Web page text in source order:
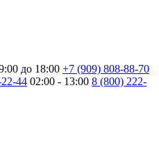
до 18:00 +7 (909) 808-88-70
44 02:00 - 13:00 8 (800) 222-